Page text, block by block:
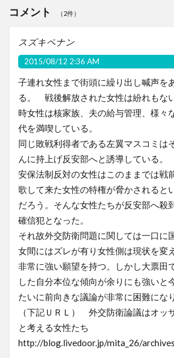
コメント （2件）
スズキペナン
2015/08/12 2:36 AM
子連れ女性まで街頭に繰り出し喊声を
る。 戦後解放された女性は紛れもな
時女性は核家族、夫の給与管理、様々
代を満喫している。
同じ敗戦利得者である左翼マスコミは
んに持上げ反安部へと誘導している。
安保法制反対の女性はこのままでは戦
歌して来た女性の特権が脅かされると
だろう。そんな女性たちが反安部へ殺
確信犯となった。
それ故外交防衛問題に関しては一口に
女間にはズレが有り女性側は現状を変
非常に強い願望を持つ。しかし大票田
した自分本位な傾向が余りにも強いと
たいに前向きな議論が非常に困難にな
（下記ＵＲＬ） 外交防衛論議はオッ
と考える女性たち
http://blog.livedoor.jp/mita_26/